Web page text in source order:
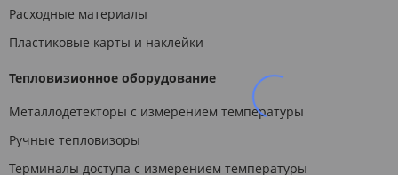
Расходные материалы
Пластиковые карты и наклейки
Тепловизионное оборудование
Металлодетекторы с измерением температуры
Ручные тепловизоры
Терминалы доступа с измерением температуры